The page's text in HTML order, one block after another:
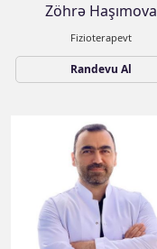
Zöhrə Haşımova
Fizioterapevt
Randevu Al